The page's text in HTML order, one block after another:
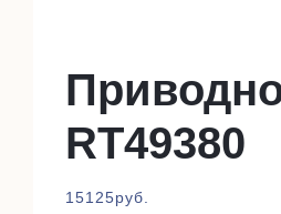
RT49380
15125руб.